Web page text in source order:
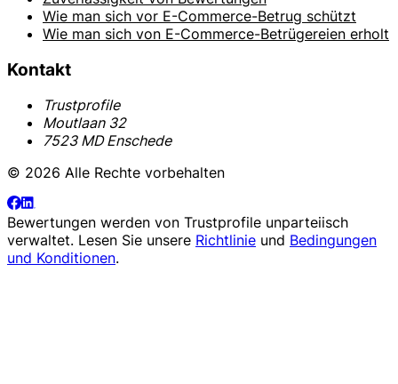
Wie man sich vor E-Commerce-Betrug schützt
Wie man sich von E-Commerce-Betrügereien erholt
Kontakt
Trustprofile
Moutlaan 32
7523 MD Enschede
© 2026 Alle Rechte vorbehalten
Bewertungen werden von Trustprofile unparteiisch
verwaltet. Lesen Sie unsere Richtlinie und Bedingungen
und Konditionen.